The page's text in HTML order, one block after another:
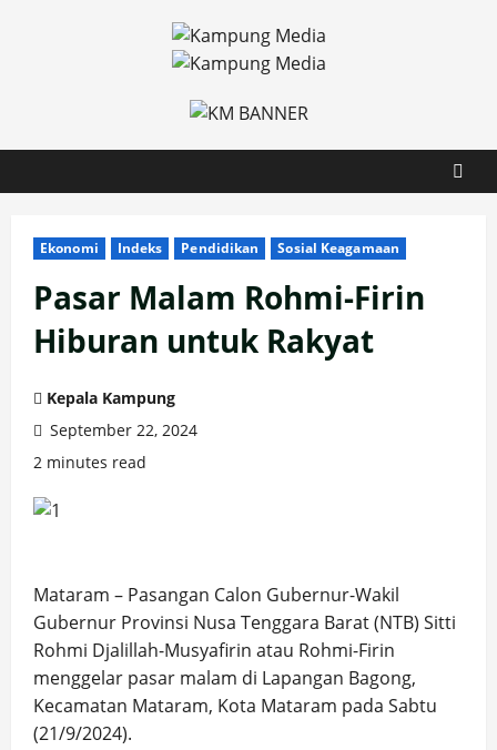
Ekonomi Indeks Pendidikan Sosial Keagamaan
Pasar Malam Rohmi-Firin
Hiburan untuk Rakyat
Kepala Kampung
September 22, 2024
2 minutes read
Mataram – Pasangan Calon Gubernur-Wakil
Gubernur Provinsi Nusa Tenggara Barat (NTB) Sitti
Rohmi Djalillah-Musyafirin atau Rohmi-Firin
menggelar pasar malam di Lapangan Bagong,
Kecamatan Mataram, Kota Mataram pada Sabtu
(21/9/2024).